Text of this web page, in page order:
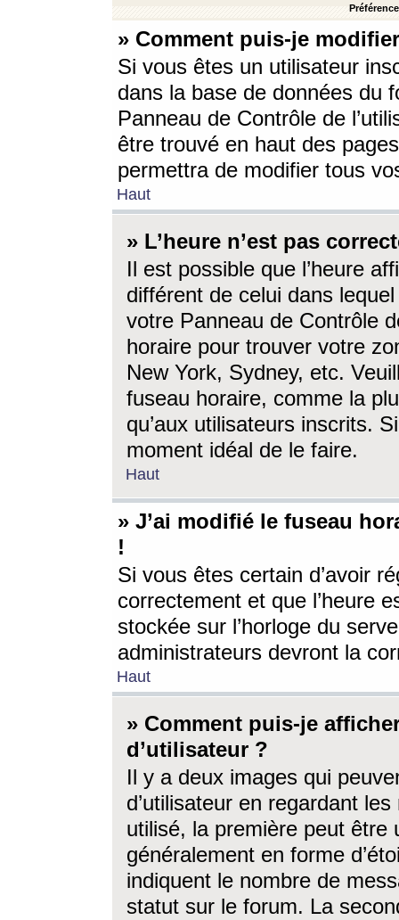
» Comment puis-je
Si vous êtes un utilisateur
dans la base de données du
Panneau de Contrôle de
être trouvé en haut des
permettra de modifier tous
Haut
» L’heure n’est pas
Il est possible que l’heure
différent de celui dans
votre Panneau de Contrôle
horaire pour trouver votre
New York, Sydney, etc.
fuseau horaire, comme la
qu’aux utilisateurs inscrits.
moment idéal de le faire.
Haut
» J’ai modifié le fuseau
!
Si vous êtes certain d’avoir
correctement et que l’heure
stockée sur l’horloge du
administrateurs devront la
Haut
» Comment puis-je
d’utilisateur ?
Il y a deux images qui
d’utilisateur en regardant
utilisé, la première peut être
généralement en forme
indiquent le nombre de
statut sur le forum. La